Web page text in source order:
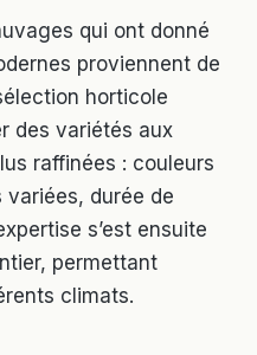
qui ont donné
proviennent de
horticole
des variétés aux
raffinées : couleurs
durée de
s’est ensuite
permettant
climats.